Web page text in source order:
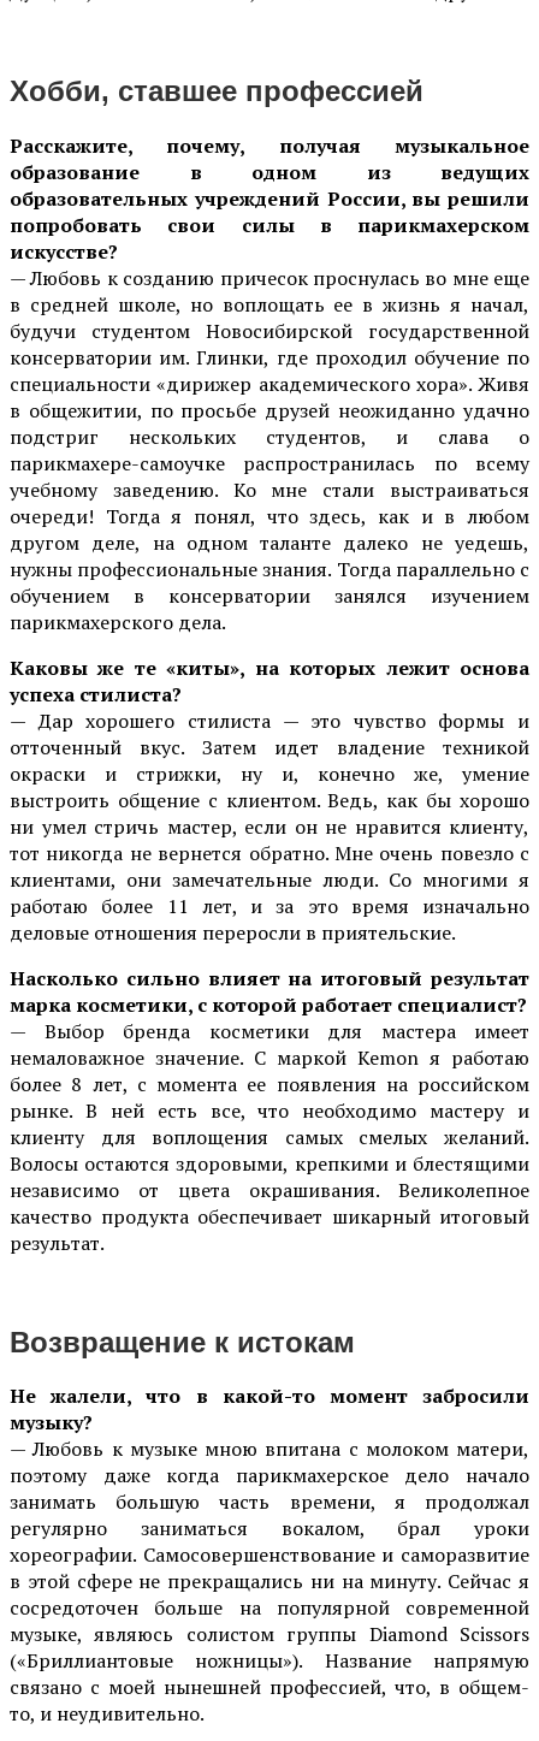
Хобби, ставшее профессией
Расскажите, почему, получая музыкальное
образование в одном из ведущих
образовательных учреждений России, вы решили
попробовать свои силы в парикмахерском
искусстве?
— Любовь к созданию причесок проснулась во мне еще
в средней школе, но воплощать ее в жизнь я начал,
будучи студентом Новосибирской государственной
консерватории им. Глинки, где проходил обучение по
специальности «дирижер академического хора». Живя
в общежитии, по просьбе друзей неожиданно удачно
подстриг нескольких студентов, и слава о
парикмахере-самоучке распространилась по всему
учебному заведению. Ко мне стали выстраиваться
очереди! Тогда я понял, что здесь, как и в любом
другом деле, на одном таланте далеко не уедешь,
нужны профессиональные знания. Тогда параллельно с
обучением в консерватории занялся изучением
парикмахерского дела.
Каковы же те «киты», на которых лежит основа
успеха стилиста?
— Дар хорошего стилиста — это чувство формы и
отточенный вкус. Затем идет владение техникой
окраски и стрижки, ну и, конечно же, умение
выстроить общение с клиентом. Ведь, как бы хорошо
ни умел стричь мастер, если он не нравится клиенту,
тот никогда не вернется обратно. Мне очень повезло с
клиентами, они замечательные люди. Со многими я
работаю более 11 лет, и за это время изначально
деловые отношения переросли в приятельские.
Насколько сильно влияет на итоговый результат
марка косметики, с которой работает специалист?
— Выбор бренда косметики для мастера имеет
немаловажное значение. С маркой Kemon я работаю
более 8 лет, с момента ее появления на российском
рынке. В ней есть все, что необходимо мастеру и
клиенту для воплощения самых смелых желаний.
Волосы остаются здоровыми, крепкими и блестящими
независимо от цвета окрашивания. Великолепное
качество продукта обеспечивает шикарный итоговый
результат.
Возвращение к истокам
Не жалели, что в какой-то момент забросили
музыку?
— Любовь к музыке мною впитана с молоком матери,
поэтому даже когда парикмахерское дело начало
занимать большую часть времени, я продолжал
регулярно заниматься вокалом, брал уроки
хореографии. Самосовершенствование и саморазвитие
в этой сфере не прекращались ни на минуту. Сейчас я
сосредоточен больше на популярной современной
музыке, являюсь солистом группы Diamond Scissors
(«Бриллиантовые ножницы»). Название напрямую
связано с моей нынешней профессией, что, в общем-
то, и неудивительно.